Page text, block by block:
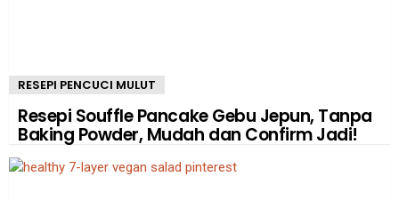
RESEPI PENCUCI MULUT
Resepi Souffle Pancake Gebu Jepun, Tanpa
Baking Powder, Mudah dan Confirm Jadi!